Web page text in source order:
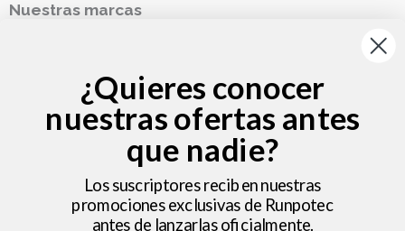
Nuestras marcas
VESALA
MICROZANJAS
¿Quieres conocer
nuestras ofertas antes
que nadie?
Los suscriptores reciben nuestras
promociones exclusivas de Runpotec
antes de lanzarlas oficialmente.